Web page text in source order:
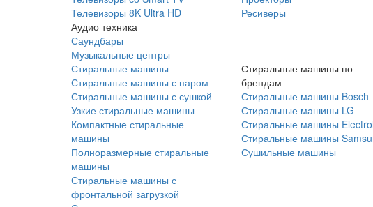
Телевизоры 8K Ultra HD
Аудио техника
Саундбары
Музыкальные центры
Ресиверы
Стиральные машины
Стиральные машины с паром
Стиральные машины с сушкой
Узкие стиральные машины
Компактные стиральные
машины
Полноразмерные стиральные
машины
Стиральные машины с
фронтальной загрузкой
Стиральные машины по
брендам
Стиральные машины Bosch
Стиральные машины LG
Стиральные машины
Стиральные машины
Сушильные машины